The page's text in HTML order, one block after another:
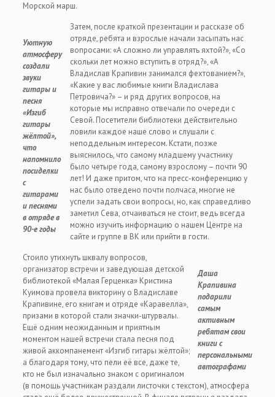
Морской марш.
Уютную
атмосферу
создали
звуки
гитары и
песня
«Изгиб
гитары
жёлтой»,
что
напомнило
посиделки
с
гитарами
и песнями
в отряде в
90-е годы
Затем, после краткой презентации и рассказе об
отряде, ребята и взрослые начали засыпать нас
вопросами: «А сложно ли управлять яхтой?», «Со
скольки лет можно вступить в отряд?», «А
Владислав Крапивин занимался фехтованием?»,
«Какие у вас любимые книги Владислава
Петровича?» – и ряд других вопросов, на
которые мы исправно отвечали по очереди с
Севой. Посетители библиотеки действительно
ловили каждое наше слово и слушали с
неподдельным интересом. Кстати, позже
выяснилось, что самому младшему участнику
было четыре года, самому взрослому – почти 90
лет! И даже притом, что на пресс-конференцию у
нас было отведено почти полчаса, многие не
успели задать свои вопросы, но, как справедливо
заметил Сева, отчаиваться не стоит, ведь всегда
можно изучить информацию о нашем Центре на
сайте и группе в ВК или прийти в гости.
Даша
Крапивина
подарили
самым
активным
ребятам свои
книги с
персональными
автографами
Стоило утихнуть шквалу вопросов,
организатор встречи и заведующая детской
библиотекой «Малая Герценка» Кристина
Куимова провела викторину о Владиславе
Крапивине, его книгам и отряде «Каравелла»,
призами в которой стали значки-штурвалы.
Ещё одним неожиданным и приятным
моментом нашей встречи стала песня под
живой аккомпанемент «Изгиб гитары жёлтой»;
а благодаря тому, что пели её все, даже те,
кто не был изначально знаком с оригиналом
(в помощь участникам раздали листочки с текстом), атмосфера